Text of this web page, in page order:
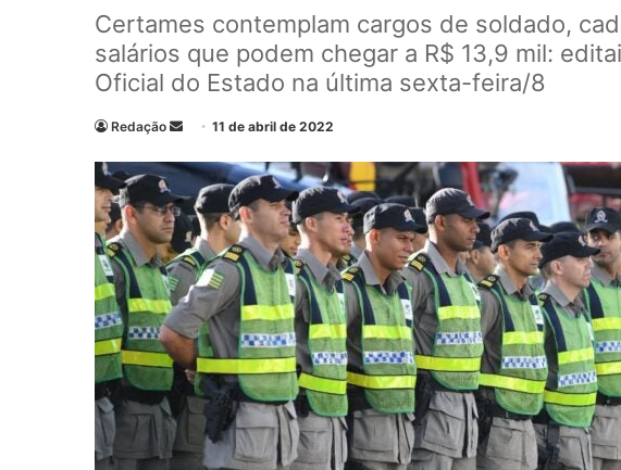
Certames contemplam cargos de soldado,
salários que podem chegar a R$ 13,9 mil:
Oficial do Estado na última sexta-feira/8
Redação
d
e
u
m
e
-
m
a
i
11 de abril de 2022